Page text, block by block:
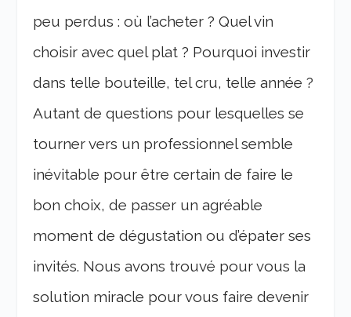
peu perdus : où l’acheter ? Quel vin
choisir avec quel plat ? Pourquoi investir
dans telle bouteille, tel cru, telle année ?
Autant de questions pour lesquelles se
tourner vers un professionnel semble
inévitable pour être certain de faire le
bon choix, de passer un agréable
moment de dégustation ou d’épater ses
invités. Nous avons trouvé pour vous la
solution miracle pour vous faire devenir